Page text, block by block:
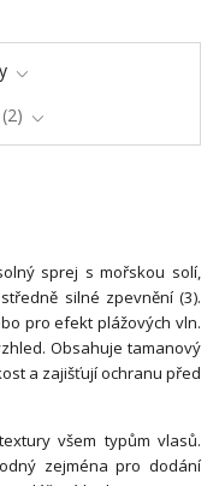
2
sprej s mořskou solí,
silné zpevnění (3).
pro efekt plážových vln.
Obsahuje tamanový
a zajišťují ochranu před
všem typům vlasů.
zejména pro dodání